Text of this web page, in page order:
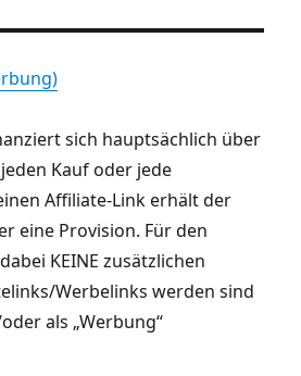
sich hauptsächlich über
Kauf oder jede
Affiliate-Link erhält der
eine Provision. Für den
KEINE zusätzlichen
Werbelinks werden sind
als „Werbung“